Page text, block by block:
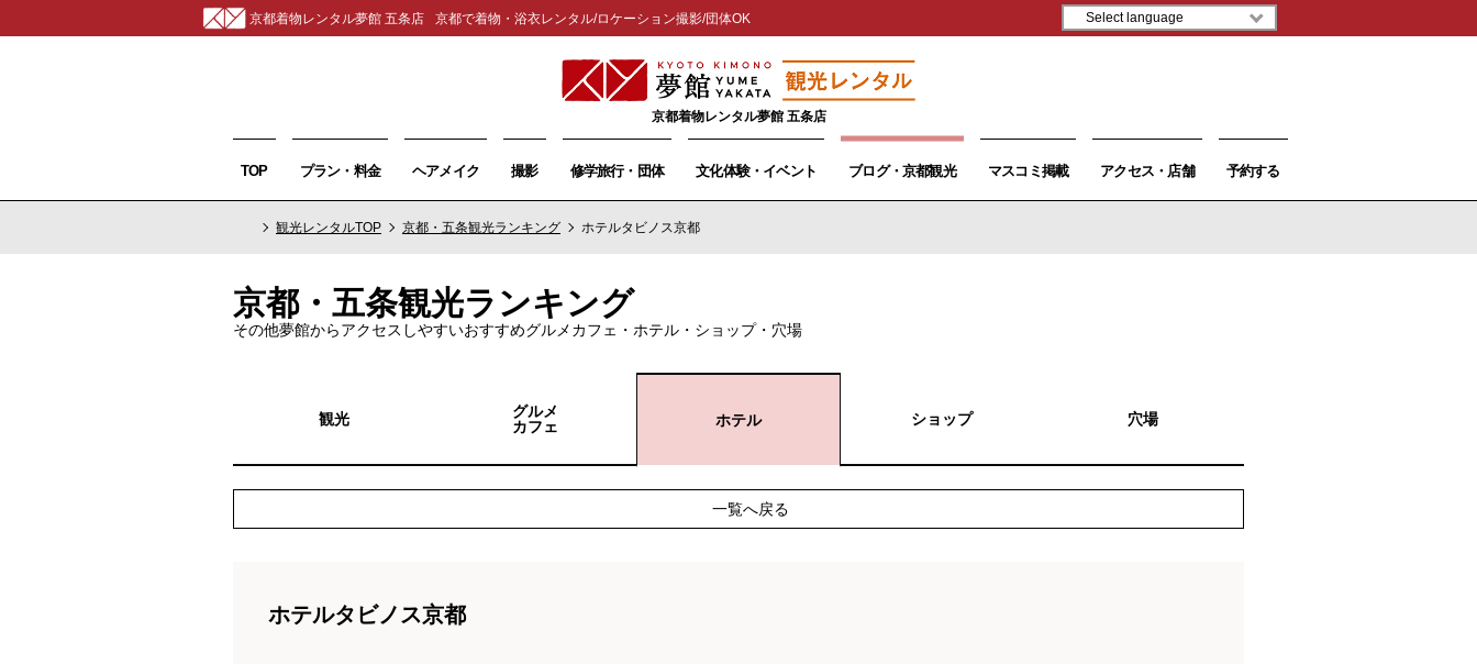
京都着物レンタル夢館 五条店 京都で着物・浴衣レンタル/ロケーション撮影/団体OK
京都着物レンタル夢館 五条店
TOP プラン・料金 ヘアメイク 撮影 修学旅行・団体 文化体験・イベント ブログ・京都観光 マスコミ掲載 アクセス・店舗 予約する
観光レンタルTOP 京都・五条観光ランキング ホテルタビノス京都
京都・五条観光ランキング
その他夢館からアクセスしやすいおすすめグルメカフェ・ホテル・ショップ・穴場
観光
グルメ
カフェ
ホテル ショップ 穴場
一覧へ戻る
ホテルタビノス京都